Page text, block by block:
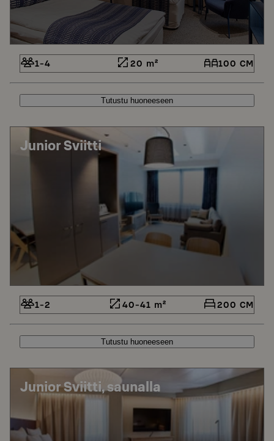
1-4 20 m² 100 CM
Tutustu huoneeseen
Junior Sviitti
1-2 40-41 m² 200 CM
Tutustu huoneeseen
Junior Sviitti, saunalla